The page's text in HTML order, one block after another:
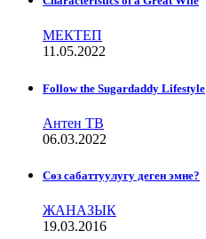
МЕКТЕП
11.05.2022
Follow the Sugardaddy Lifestyle
Антен ТВ
06.03.2022
Сѳз сабаттуулугу деген эмне?
ЖАНАЗЫК
19.03.2016